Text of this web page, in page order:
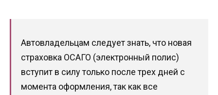
Автовладельцам следует знать, что новая
страховка ОСАГО (электронный полис)
вступит в силу только после трех дней с
момента оформления, так как все